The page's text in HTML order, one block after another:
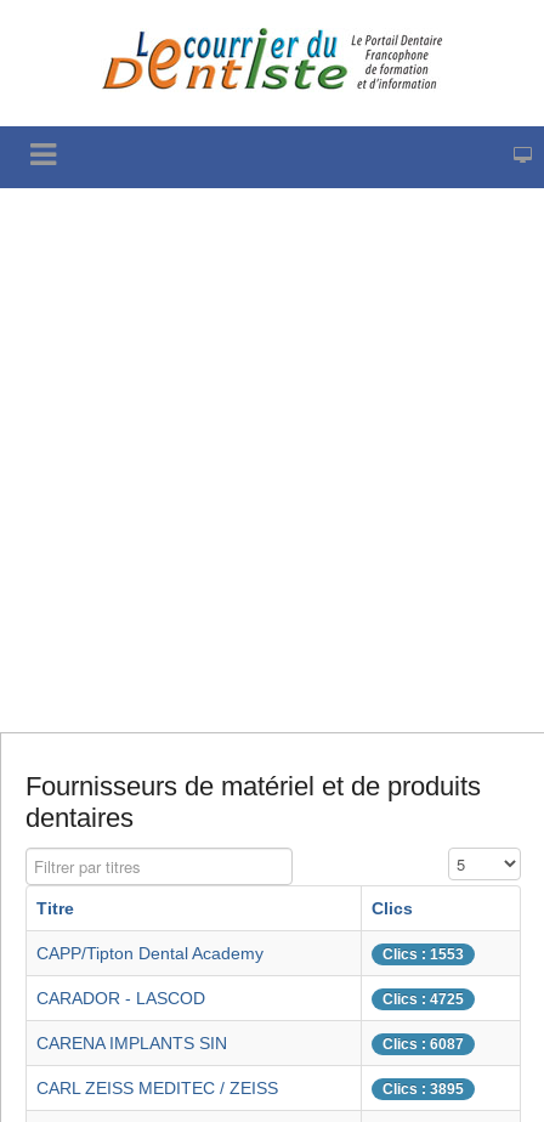
Fournisseurs de matériel et de produits
dentaires
Filtrer par titres Affichage #
Titre Clics
CAPP/Tipton Dental Academy Clics : 1553
CARADOR - LASCOD Clics : 4725
CARENA IMPLANTS SIN Clics : 6087
CARL ZEISS MEDITEC / ZEISS Clics : 3895